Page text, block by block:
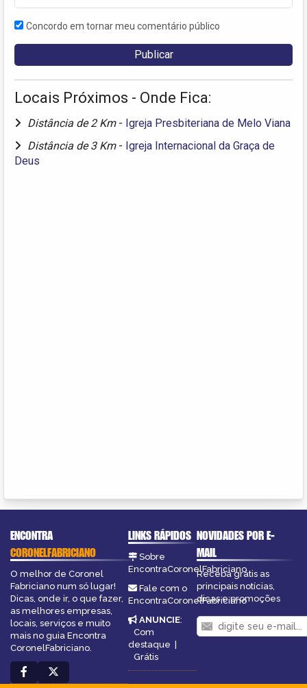
Concordo em tornar meu comentário público
Locais Próximos - Onde Fica:
Distância de 2 Km - Igreja Presbiteriana de Melo Viana
Distância de 3 Km - Igreja Internacional da Graça de
Deus
ENCONTRA
CORONELFABRICIANO
O melhor de Coronel
Fabriciano num só lugar!
Dicas, onde ir, o que fazer,
as melhores empresas,
locais, serviços e muito
mais no guia Encontra
CoronelFabriciano.
LINKS RÁPIDOS
Sobre
EncontraCoronelFabriciano
Fale com o
EncontraCoronelFabriciano
ANUNCIE:
Com
destaque
Grátis
NOVIDADES POR E-
MAIL
Receba grátis as
principais notícias,
dicas e promoções